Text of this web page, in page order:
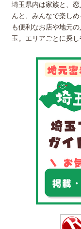
埼玉県内は家族と、
んと、みんなで楽し
も便利なお店や地元
玉。エリアごとに探